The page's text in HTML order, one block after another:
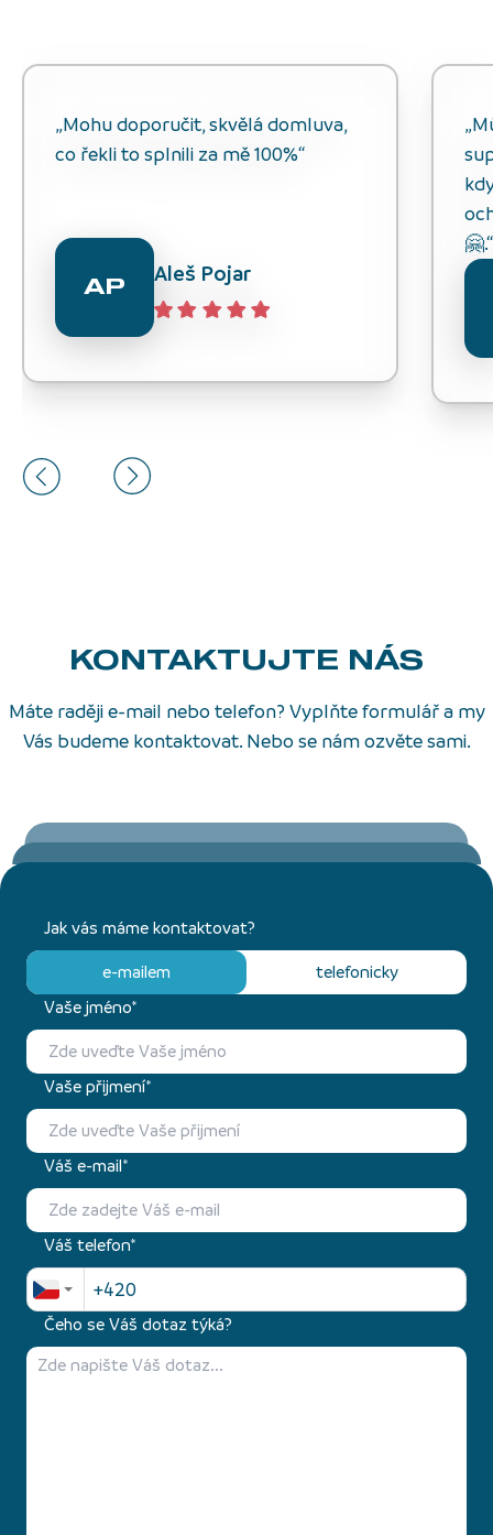
„Mohu doporučit, skvělá domluva,
co řekli to splnili za mě 100%“
AP Aleš Pojar
KONTAKTUJTE NÁS
Máte raději e-mail nebo telefon? Vyplňte formulář a my
Vás budeme kontaktovat. Nebo se nám ozvěte sami.
Jak vás máme kontaktovat?
e-mailem
telefonicky
Vaše jméno*
Vaše přijmení*
Váš e-mail*
Váš telefon*
Čeho se Váš dotaz týká?